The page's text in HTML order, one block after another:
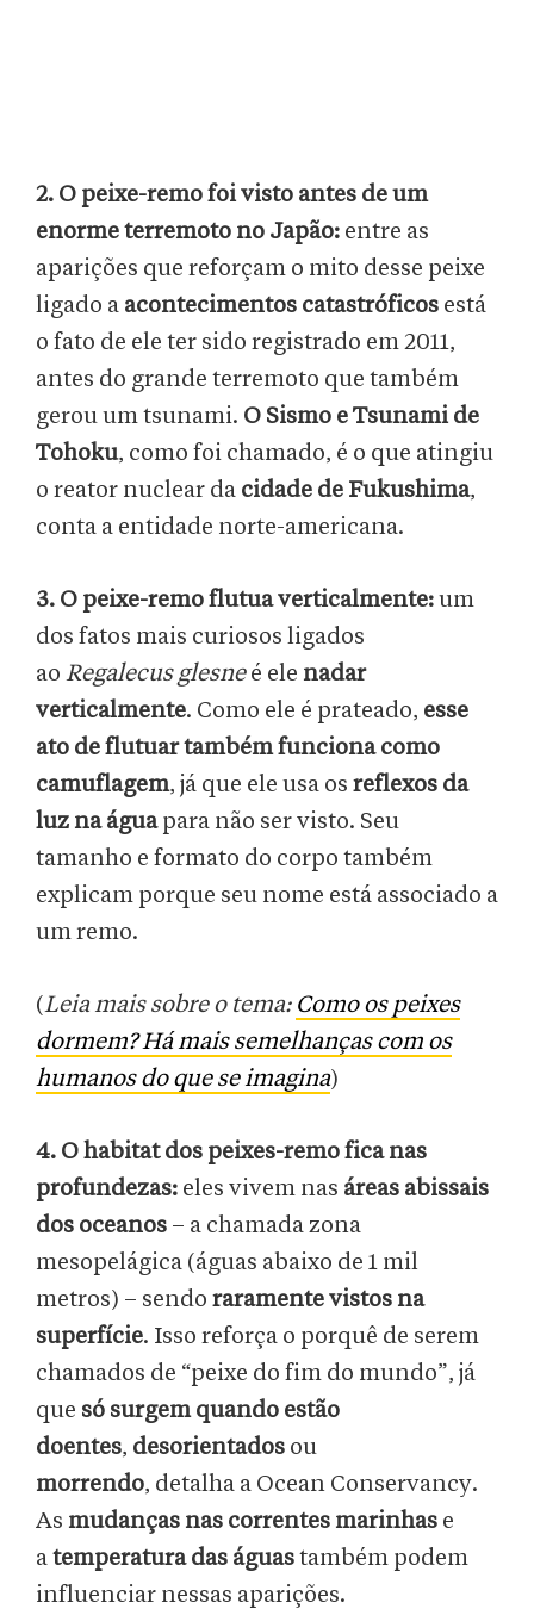
2. O peixe-remo foi visto antes de um
enorme terremoto no Japão: entre as
aparições que reforçam o mito desse peixe
ligado a acontecimentos catastróficos está
o fato de ele ter sido registrado em 2011,
antes do grande terremoto que também
gerou um tsunami. O Sismo e Tsunami de
Tohoku, como foi chamado, é o que atingiu
o reator nuclear da cidade de Fukushima,
conta a entidade norte-americana.
3. O peixe-remo flutua verticalmente:um
dos fatos mais curiosos ligados
ao Regalecus glesneé ele nadar
verticalmente. Como ele é prateado, esse
ato de flutuar também funciona como
camuflagem, já que ele usa os reflexos da
luz na águapara não ser visto. Seu
tamanho e formato do corpo também
explicam porque seu nome está associado a
um remo.
(Leia mais sobre o tema: Como os peixes
dormem? Há mais semelhanças com os
humanos do que se imagina)
4. O habitat dos peixes-remo fica nas
profundezas: eles vivem nas áreas abissais
dos oceanos – a chamada zona
mesopelágica (águas abaixo de 1 mil
metros) – sendo raramente vistos na
superfície. Isso reforça o porquê de serem
chamados de “peixe do fim do mundo”, já
que só surgem quando estão
doentes, desorientados ou
morrendo, detalha a Ocean Conservancy.
As mudanças nas correntes marinhas e
atemperatura das águastambém podem
influenciar nessas aparições.